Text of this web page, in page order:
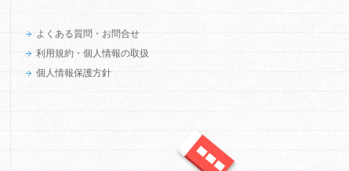
よくある質問・お問合せ
利用規約・個人情報の取扱
個人情報保護方針